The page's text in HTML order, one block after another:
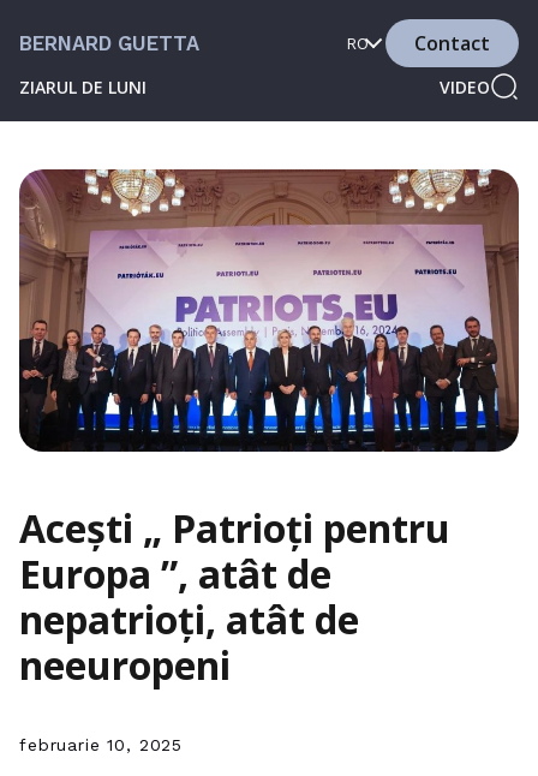
BERNARD GUETTA
ZIARUL DE LUNI VIDEO
RO Contact
Acești „ Patrioți pentru
Europa ”, atât de
nepatrioți, atât de
neeuropeni
februarie 10, 2025